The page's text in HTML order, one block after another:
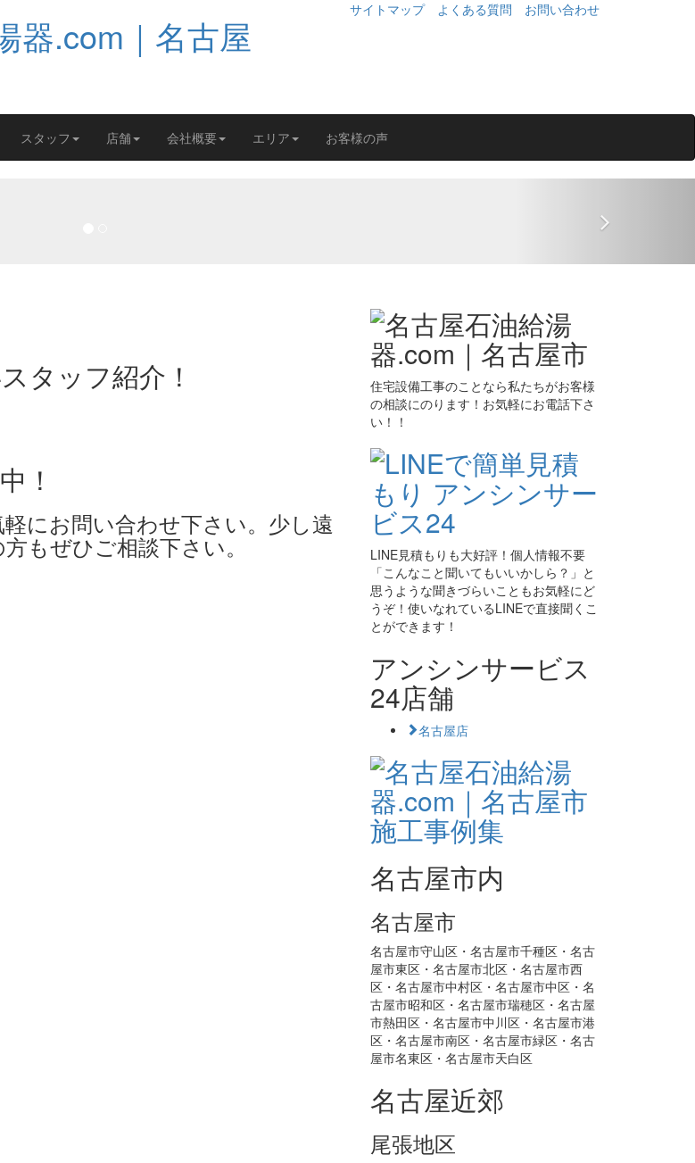
サイトマップ よくある質問 お問い合わせ
スタッフ 店舗 会社概要 エリア お客様の声
！
にお問い合わせ下さい。少し遠
もぜひご相談下さい。
住宅設備工事のことなら私たちがお客様
の相談にのります！お気軽にお電話下さ
い！！
LINE見積もりも大好評！個人情報不要
「こんなこと聞いてもいいかしら？」と
思うような聞きづらいこともお気軽にど
うぞ！使いなれているLINEで直接聞くこ
とができます！
アンシンサービス
24店舗
名古屋店
名古屋市内
名古屋市
名古屋市守山区・名古屋市千種区・名古
屋市東区・名古屋市北区・名古屋市西
区・名古屋市中村区・名古屋市中区・名
古屋市昭和区・名古屋市瑞穂区・名古屋
市熱田区・名古屋市中川区・名古屋市港
区・名古屋市南区・名古屋市緑区・名古
屋市名東区・名古屋市天白区
名古屋近郊
尾張地区